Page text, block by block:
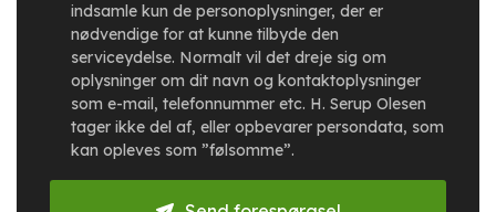
indsamle kun de personoplysninger, der er
nødvendige for at kunne tilbyde den
serviceydelse. Normalt vil det dreje sig om
oplysninger om dit navn og kontaktoplysninger
som e-mail, telefonnummer etc. H. Serup Olesen
tager ikke del af, eller opbevarer persondata, som
kan opleves som ”følsomme”.